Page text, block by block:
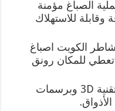
الصباغ مؤمنة
للاستهلاك
الكويت اصباغ
تعطي للمكان رونق
نستخدم رولات وراق جدران بتقنية 3D وبرسمات